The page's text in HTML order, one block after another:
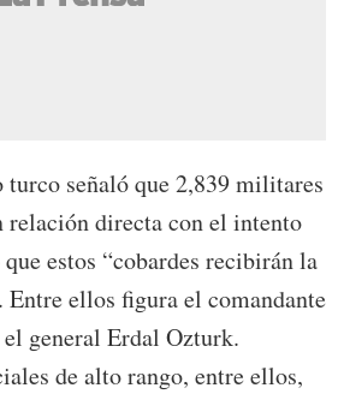
señaló que 2,839 militares
relación directa con el intento
estos “cobardes recibirán la
Entre ellos figura el comandante
general Erdal Ozturk.
de alto rango, entre ellos,